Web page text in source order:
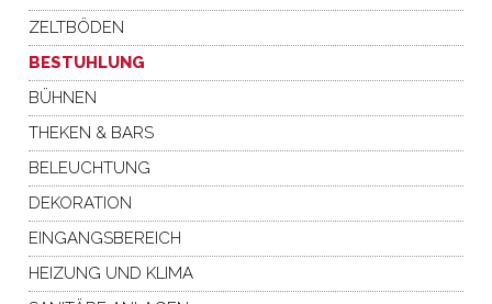
ZELTBÖDEN
BESTUHLUNG
BÜHNEN
THEKEN & BARS
BELEUCHTUNG
DEKORATION
EINGANGSBEREICH
HEIZUNG UND KLIMA